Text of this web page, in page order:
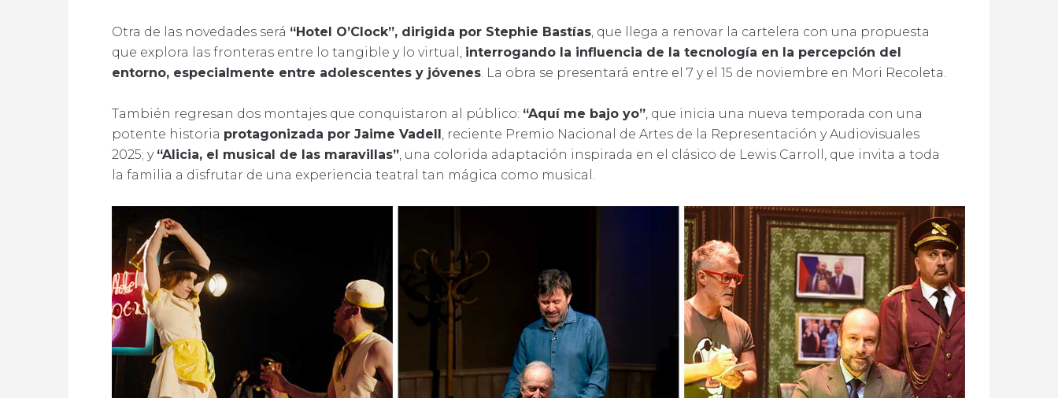
Otra de las novedades será “Hotel O’Clock”, dirigida por Stephie Bastías, que llega a renovar la cartelera con una propuesta
que explora las fronteras entre lo tangible y lo virtual, interrogando la influencia de la tecnología en la percepción del
entorno, especialmente entre adolescentes y jóvenes. La obra se presentará entre el 7 y el 15 de noviembre en Mori Recoleta.
También regresan dos montajes que conquistaron al público: “Aquí me bajo yo”, que inicia una nueva temporada con una
potente historia protagonizada por Jaime Vadell , reciente Premio Nacional de Artes de la Representación y Audiovisuales
2025; y “Alicia, el musical de las maravillas”, una colorida adaptación inspirada en el clásico de Lewis Carroll, que invita a toda
la familia a disfrutar de una experiencia teatral tan mágica como musical.